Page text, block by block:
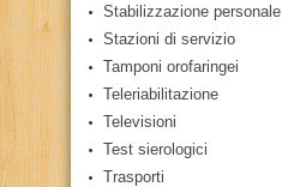
Stabilizzazione personale
Stazioni di servizio
Tamponi orofaringei
Teleriabilitazione
Televisioni
Test sierologici
Trasporti